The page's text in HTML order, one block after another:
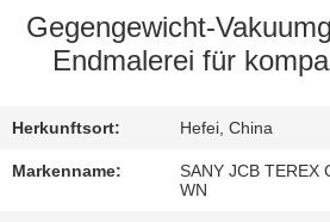
TRETEN
SIE
Gegengewicht-
Endmalerei für
Herkunftsort: Hefei, China
Markenname:
SANY JCB TEREX
WN